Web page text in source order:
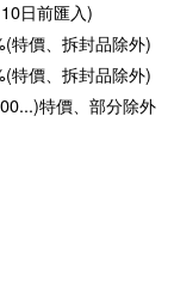
日前匯入)
特價、拆封品除外)
特價、拆封品除外)
特價、部分除外